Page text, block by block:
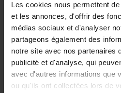
Les cookies nous permettent
et les annonces, d'offrir des
médias sociaux et d'analyser
partageons également des
notre site avec nos partenaires
publicité et d'analyse, qui
avec d'autres informations que
ou qu'ils ont collectées lors de
26 cm. Utilisez les bons
Détails du produit
Livraison & retour